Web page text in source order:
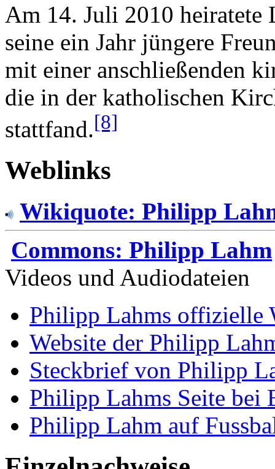
Am 14. Juli 2010
seine ein Jahr jüngere
mit einer anschließenden
die in der katholischen
stattfand.[8]
Weblinks
Wikiquote: Philipp
Commons: Philipp Lahm
Videos und Audiodateien
Philipp Lahms offizielle
Website der Philipp
Steckbrief von Philipp
Philipp Lahms Seite bei
Philipp Lahm auf